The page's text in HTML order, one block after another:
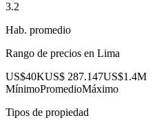
3.2
Hab. promedio
Rango de precios en Lima
US$40KUS$ 287.147US$1.4M
MínimoPromedioMáximo
Tipos de propiedad